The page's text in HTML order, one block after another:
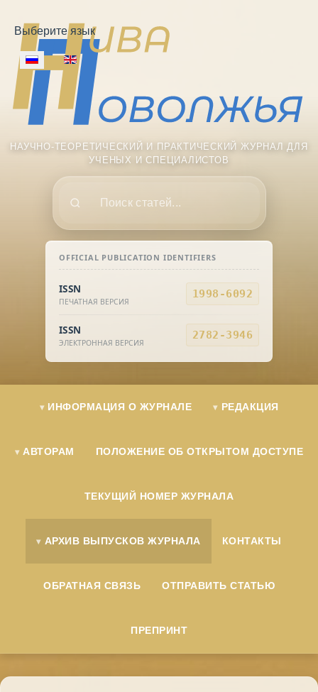
Выберите язык
OFFICIAL PUBLICATION IDENTIFIERS
ISSN
ПЕЧАТНАЯ ВЕРСИЯ
1998-6092
ISSN
ЭЛЕКТРОННАЯ ВЕРСИЯ
2782-3946
НАУЧНО-ТЕОРЕТИЧЕСКИЙ И ПРАКТИЧЕСКИЙ ЖУРНАЛ ДЛЯ
УЧЕНЫХ И СПЕЦИАЛИСТОВ
ИНФОРМАЦИЯ О ЖУРНАЛЕ РЕДАКЦИЯ
АВТОРАМ ПОЛОЖЕНИЕ ОБ ОТКРЫТОМ ДОСТУПЕ
ТЕКУЩИЙ НОМЕР ЖУРНАЛА
АРХИВ ВЫПУСКОВ ЖУРНАЛА КОНТАКТЫ
ОБРАТНАЯ СВЯЗЬ ОТПРАВИТЬ СТАТЬЮ
ПРЕПРИНТ